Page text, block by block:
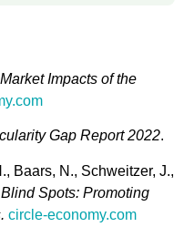
Impacts of the
Gap Report 2022.
Baars, N., Schweitzer, J.,
Spots: Promoting
circle-economy.com